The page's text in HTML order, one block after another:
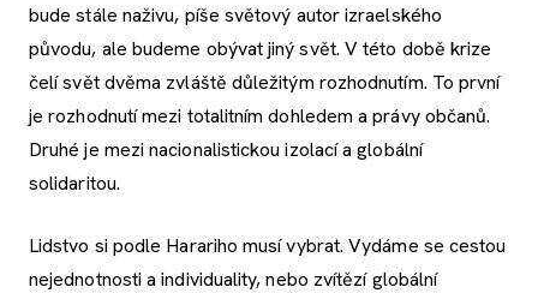
bude stále naživu, píše světový autor izraelského
původu, ale budeme obývat jiný svět. V této době krize
čelí svět dvěma zvláště důležitým rozhodnutím. To první
je rozhodnutí mezi totalitním dohledem a právy občanů.
Druhé je mezi nacionalistickou izolací a globální
solidaritou.
Lidstvo si podle Harariho musí vybrat. Vydáme se cestou
nejednotnosti a individuality, nebo zvítězí globální